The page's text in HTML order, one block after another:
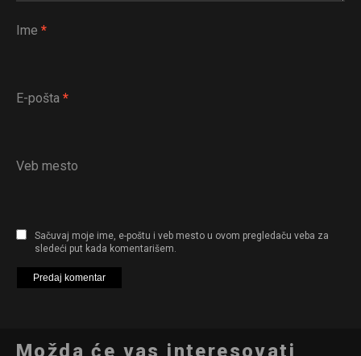
Ime *
E-pošta *
Veb mesto
Sačuvaj moje ime, e-poštu i veb mesto u ovom pregledaču veba za
sledeći put kada komentarišem.
Možda će vas interesovati